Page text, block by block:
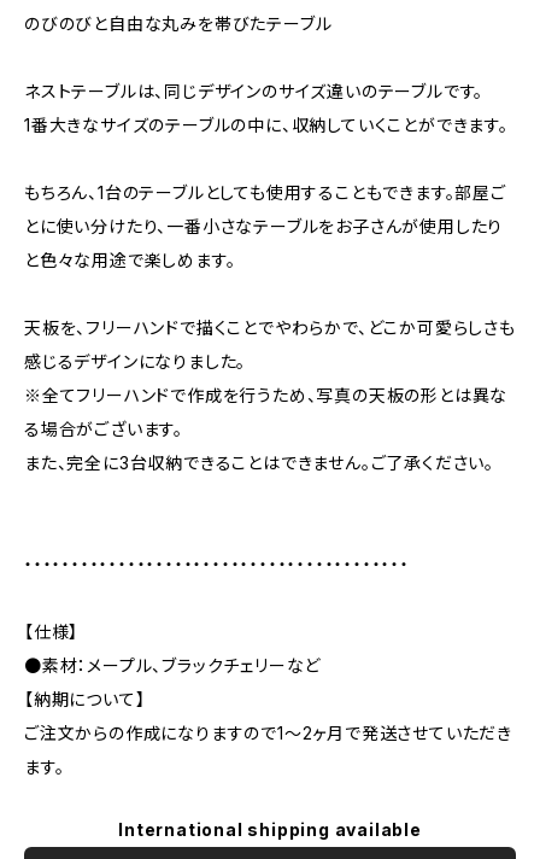
のびのびと自由な丸みを帯びたテーブル
ネストテーブルは、同じデザインのサイズ違いのテーブルです。
1番大きなサイズのテーブルの中に、収納していくことができます。
もちろん、1台のテーブルとしても使用することもできます。部屋ご
とに使い分けたり、一番小さなテーブルをお子さんが使用したり
と色々な用途で楽しめます。
天板を、フリーハンドで描くことでやわらかで、どこか可愛らしさも
感じるデザインになりました。
※全てフリーハンドで作成を行うため、写真の天板の形とは異な
る場合がございます。
また、完全に3台収納できることはできません。ご了承ください。
・・・・・・・・・・・・・・・・・・・・・・・・・・・・・・・・・・・・・・・・・
【仕様】
●素材：メープル、ブラックチェリーなど
【納期について】
ご注文からの作成になりますので1〜2ヶ月で発送させていただき
ます。
International shipping available